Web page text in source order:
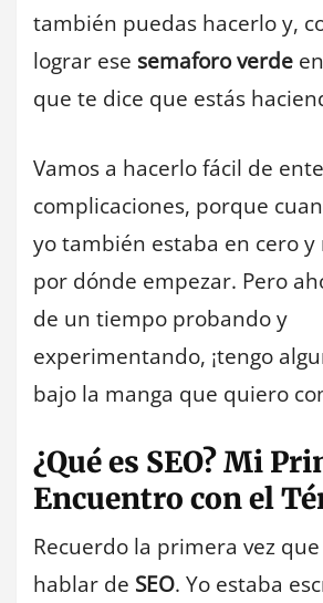
también puedas hacerlo y,
lograr ese semaforo verde en
que te dice que estás
Vamos a hacerlo fácil de
complicaciones, porque
yo también estaba en cero y
por dónde empezar. Pero
de un tiempo probando y
experimentando, ¡tengo
bajo la manga que quiero
¿Qué es SEO? Mi
Encuentro con el
Recuerdo la primera vez
hablar de SEO. Yo estaba